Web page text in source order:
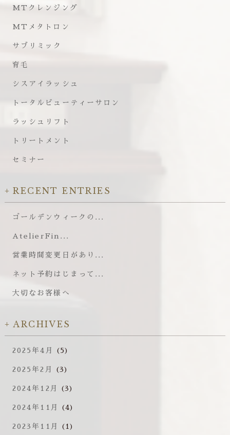
MTクレンジング
MTメタトロン
サブリミック
育毛
シスアイラッシュ
トータルビューティーサロン
ラッシュリフト
トリートメント
セミナー
RECENT ENTRIES
ゴールデンウィークの...
AtelierFin...
営業時間変更日があり...
ネット予約はじまって...
大切なお客様へ
ARCHIVES
2025年4月 (5)
2025年2月 (3)
2024年12月 (3)
2024年11月 (4)
2023年11月 (1)